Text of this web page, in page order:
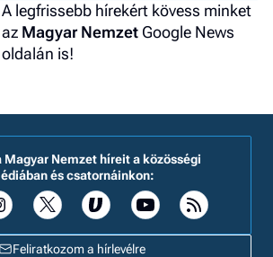
A legfrissebb hírekért kövess minket
az Magyar Nemzet Google News
oldalán is!
Feliratkozom a hírlevélre
Magyar Nemzet híreit a közösségi
és csatornáinkon: